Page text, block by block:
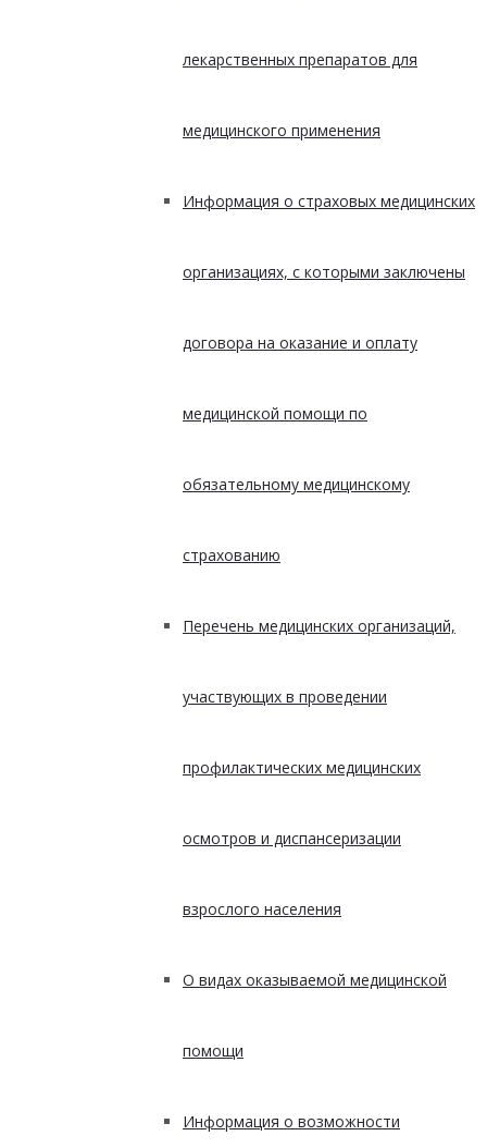
лекарственных препаратов для
медицинского применения
Информация о страховых медицинских
организациях, с которыми заключены
договора на оказание и оплату
медицинской помощи по
обязательному медицинскому
страхованию
Перечень медицинских организаций,
участвующих в проведении
профилактических медицинских
осмотров и диспансеризации
взрослого населения
О видах оказываемой медицинской
помощи
Информация о возможности